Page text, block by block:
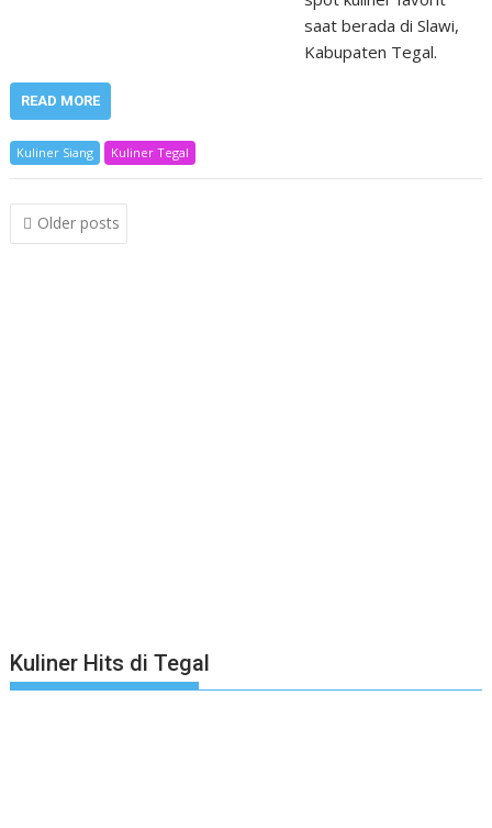
saat berada di Slawi,
Kabupaten Tegal.
READ MORE
Kuliner Siang Kuliner Tegal
Posts
navigation
Older posts
Kuliner Hits di Tegal